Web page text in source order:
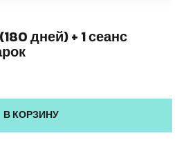
дней) + 1 сеанс
В КОРЗИНУ